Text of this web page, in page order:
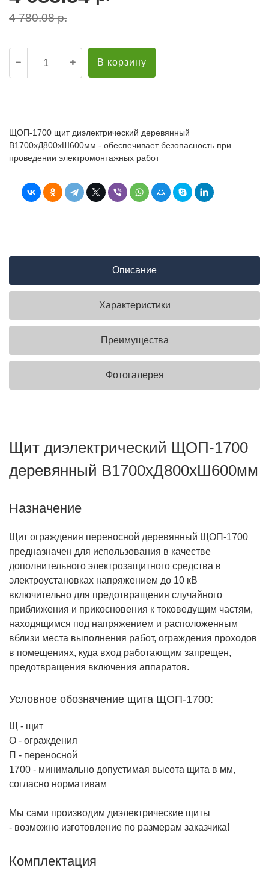
4 780.08р.
В корзину
ЩОП-1700 щит диэлектрический деревянный
В1700хД800хШ600мм - обеспечивает безопасность при
проведении электромонтажных работ
Описание
Характеристики
Преимущества
Фотогалерея
Щит диэлектрический ЩОП-1700
деревянный В1700хД800хШ600мм
Назначение
Щит ограждения переносной деревянный ЩОП-1700
предназначен для использования в качестве
дополнительного электрозащитного средства в
электроустановках напряжением до 10 кВ
включительно для предотвращения случайного
приближения и прикосновения к токоведущим частям,
находящимся под напряжением и расположенным
вблизи места выполнения работ, ограждения проходов
в помещениях, куда вход работающим запрещен,
предотвращения включения аппаратов.
Условное обозначение щита ЩОП-1700:
Щ - щит
О - ограждения
П - переносной
1700 - минимально допустимая высота щита в мм,
согласно нормативам
Мы сами производим диэлектрические щиты
- возможно изготовление по размерам заказчика!
Комплектация